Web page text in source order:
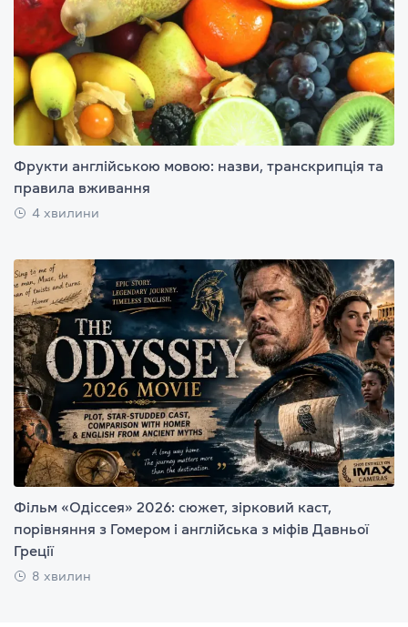
Фрукти англійською мовою: назви, транскрипція та
правила вживання
4 хвилини
Фільм «Одіссея» 2026: сюжет, зірковий каст,
порівняння з Гомером і англійська з міфів Давньої
Греції
8 хвилин